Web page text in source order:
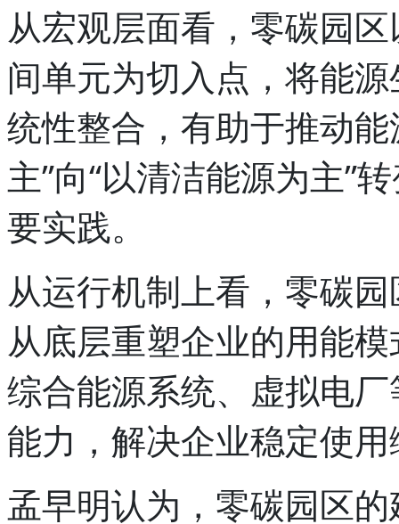
从宏观层面看，零碳园
间单元为切入点，将能
统性整合，有助于推动
主”向“以清洁能源为主”
要实践。
从运行机制上看，零碳
从底层重塑企业的用能
综合能源系统、虚拟电
能力，解决企业稳定使
孟早明认为，零碳园区